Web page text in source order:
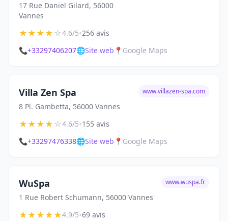
17 Rue Daniel Gilard, 56000
Vannes
★★★★☆4.6/5•256 avis
📞+33297406207🌐Site web 📍 Google Maps
Villa Zen Spa
8 Pl. Gambetta, 56000 Vannes
www.villazen-spa.com
★★★★☆4.6/5•155 avis
📞+33297476338🌐Site web 📍 Google Maps
WuSpa
1 Rue Robert Schumann, 56000 Vannes
www.wuspa.fr
★★★★★4.9/5•69 avis